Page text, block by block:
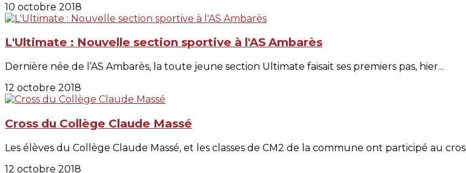
10 octobre 2018
L'Ultimate : Nouvelle section sportive à l'AS Ambarès
Dernière née de l’AS Ambarès, la toute jeune section Ultimate faisait ses premiers pas, hier...
12 octobre 2018
Cross du Collège Claude Massé
Les élèves du Collège Claude Massé, et les classes de CM2 de la commune ont participé au
12 octobre 2018